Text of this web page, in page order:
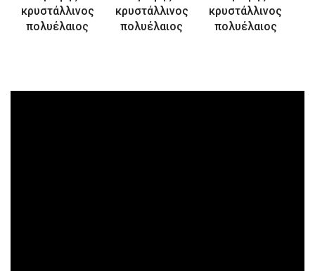
κρυστάλλινος
πολυέλαιος
κρυστάλλινος
πολυέλαιος
κρυστάλλινος
πολυέλαιος